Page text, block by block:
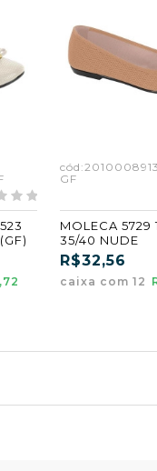
GF
MOLECA 5729
35/40 NUDE
R$32,56
caixa com 12